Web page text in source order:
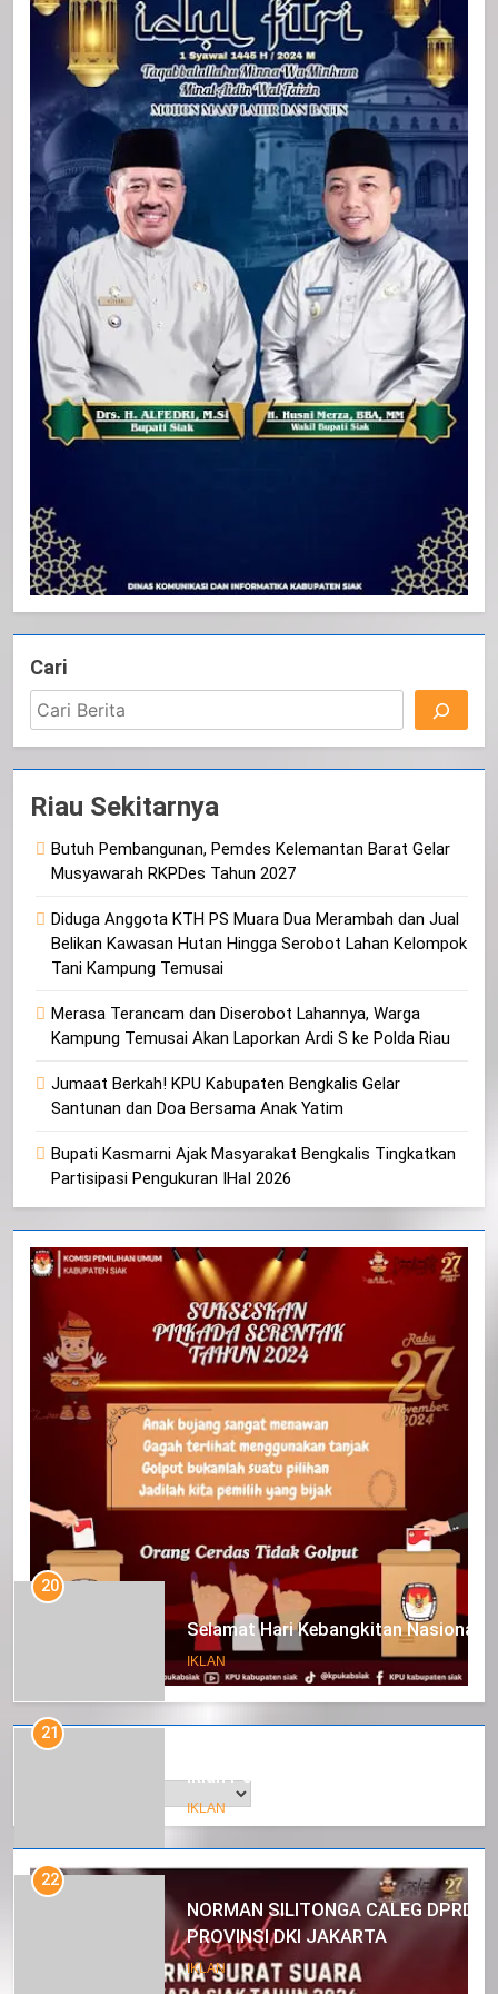
Cari
Riau Sekitarnya
Butuh Pembangunan, Pemdes Kelemantan Barat Gelar
Musyawarah RKPDes Tahun 2027
Diduga Anggota KTH PS Muara Dua Merambah dan Jual
Belikan Kawasan Hutan Hingga Serobot Lahan Kelompok
Tani Kampung Temusai
Merasa Terancam dan Diserobot Lahannya, Warga
Kampung Temusai Akan Laporkan Ardi S ke Polda Riau
Jumaat Berkah! KPU Kabupaten Bengkalis Gelar
Santunan dan Doa Bersama Anak Yatim
Bupati Kasmarni Ajak Masyarakat Bengkalis Tingkatkan
Partisipasi Pengukuran IHaI 2026
20
Selamat Hari Kebangkitan Nasional
IKLAN
21
Iklan Pemerintah Kabupaten Siak
IKLAN
22
NORMAN SILITONGA CALEG DPRD
PROVINSI DKI JAKARTA
IKLAN